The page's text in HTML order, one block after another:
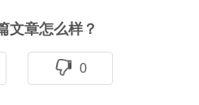
文章怎么样？
0